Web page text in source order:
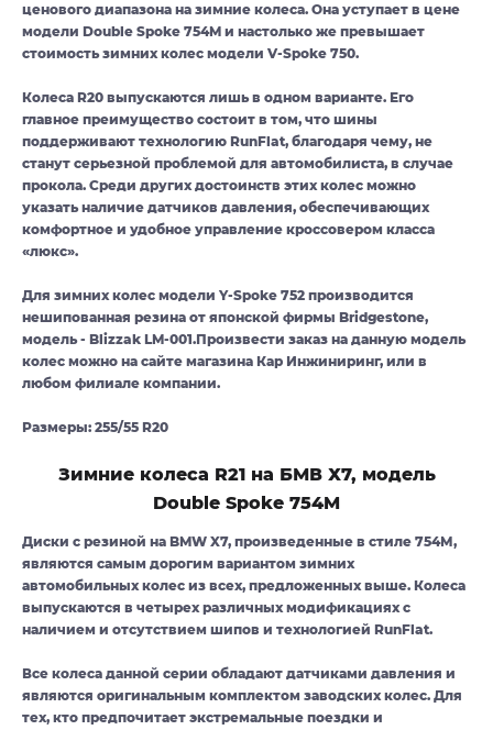
ценового диапазона на зимние колеса. Она уступает в цене
модели Double Spoke 754M и настолько же превышает
стоимость зимних колес модели V-Spoke 750.
Колеса R20 выпускаются лишь в одном варианте. Его
главное преимущество состоит в том, что шины
поддерживают технологию RunFlat, благодаря чему, не
станут серьезной проблемой для автомобилиста, в случае
прокола. Среди других достоинств этих колес можно
указать наличие датчиков давления, обеспечивающих
комфортное и удобное управление кроссовером класса
«люкс».
Для зимних колес модели Y-Spoke 752 производится
нешипованная резина от японской фирмы Bridgestone,
модель - Blizzak LM-001.Произвести заказ на данную модель
колес можно на сайте магазина Кар Инжиниринг, или в
любом филиале компании.
Размеры: 255/55 R20
Зимние колеса R21 на БМВ Х7, модель
Double Spoke 754M
Диски с резиной на BMW X7, произведенные в стиле 754М,
являются самым дорогим вариантом зимних
автомобильных колес из всех, предложенных выше. Колеса
выпускаются в четырех различных модификациях с
наличием и отсутствием шипов и технологией RunFlat.
Все колеса данной серии обладают датчиками давления и
являются оригинальным комплектом заводских колес. Для
тех, кто предпочитает экстремальные поездки и